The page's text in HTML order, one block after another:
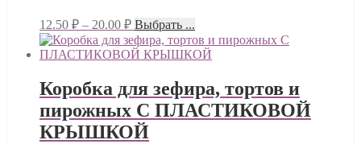
12.50 ₽ – 20.00 ₽ Выбрать ...
Коробка для зефира, тортов и
пирожных С ПЛАСТИКОВОЙ
КРЫШКОЙ